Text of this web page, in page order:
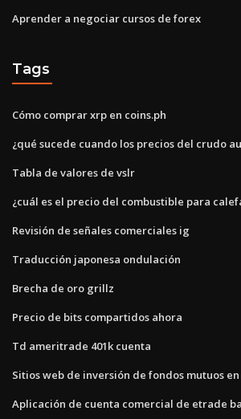
Aprender a negociar cursos de forex
Tags
Cómo comprar xrp en coins.ph
¿qué sucede cuando los precios del crudo
Tabla de valores de vslr
¿cuál es el precio del combustible para
Revisión de señales comerciales ig
Traducción japonesa ondulación
Brecha de oro grillz
Precio de bits compartidos ahora
Td ameritrade 401k cuenta
Sitios web de inversión de fondos mutuos
Aplicación de cuenta comercial de etrade